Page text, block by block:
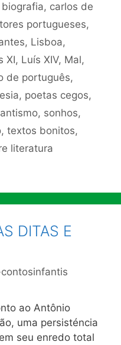
biografia, carlos de
portugueses,
, Lisboa,
XI, Luís XIV, Mal,
de português,
, poetas cegos,
, sonhos,
, textos bonitos,
literatura
DITAS E
ao Antônio
uma persisténcia
seu enredo total